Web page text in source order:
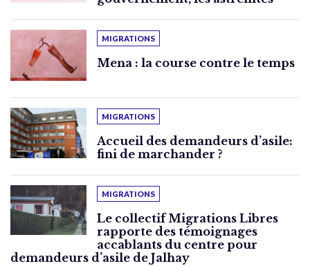
MIGRATIONS
Mena : la course contre le temps
MIGRATIONS
Accueil des demandeurs d’asile:
fini de marchander ?
MIGRATIONS
Le collectif Migrations Libres
rapporte des témoignages
accablants du centre pour
demandeurs d’asile de Jalhay